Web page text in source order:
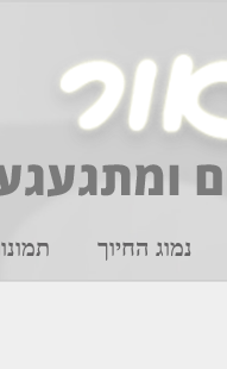
נמוג החיוך